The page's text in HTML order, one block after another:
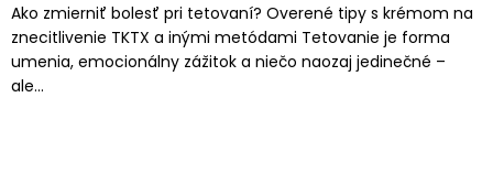
Ako zmierniť bolesť pri tetovaní? Overené tipy s krémom na
znecitlivenie TKTX a inými metódami Tetovanie je forma
umenia, emocionálny zážitok a niečo naozaj jedinečné –
ale...